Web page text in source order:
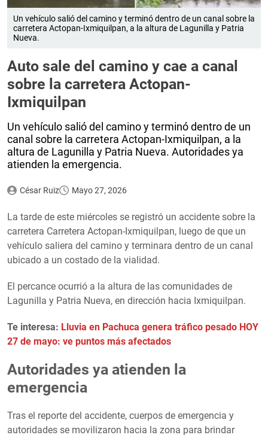
Un vehículo salió del camino y terminó dentro de un canal sobre la
carretera Actopan-Ixmiquilpan, a la altura de Lagunilla y Patria
Nueva.
Auto sale del camino y cae a canal
sobre la carretera Actopan-
Ixmiquilpan
Un vehículo salió del camino y terminó dentro de un
canal sobre la carretera Actopan-Ixmiquilpan, a la
altura de Lagunilla y Patria Nueva. Autoridades ya
atienden la emergencia.
César Ruiz Mayo 27, 2026
La tarde de este miércoles se registró un accidente sobre la
carretera Carretera Actopan-Ixmiquilpan, luego de que un
vehículo saliera del camino y terminara dentro de un canal
ubicado a un costado de la vialidad.
El percance ocurrió a la altura de las comunidades de
Lagunilla y Patria Nueva, en dirección hacia Ixmiquilpan.
Te interesa: Lluvia en Pachuca genera tráfico pesado HOY
27 de mayo: ve puntos más afectados
Autoridades ya atienden la
emergencia
Tras el reporte del accidente, cuerpos de emergencia y
autoridades se movilizaron hacia la zona para brindar